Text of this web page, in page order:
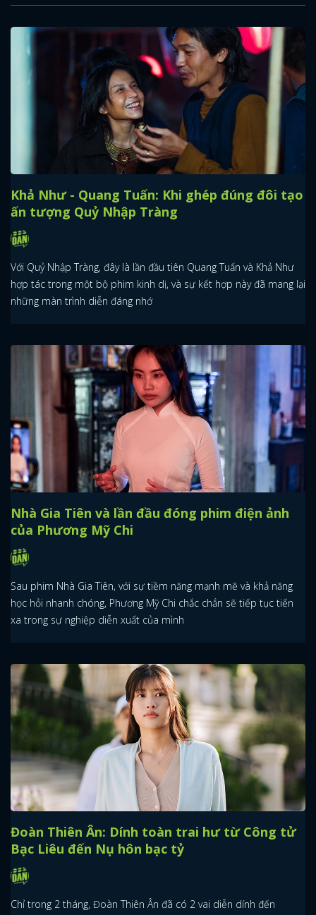
Khả Như - Quang Tuấn: Khi ghép đúng đôi tạo
ấn tượng Quỷ Nhập Tràng
Với Quỷ Nhập Tràng, đây là lần đầu tiên Quang Tuấn và Khả Như
hợp tác trong một bộ phim kinh dị, và sự kết hợp này đã mang lại
những màn trình diễn đáng nhớ
Nhà Gia Tiên và lần đầu đóng phim điện ảnh
của Phương Mỹ Chi
Sau phim Nhà Gia Tiên, với sự tiềm năng mạnh mẽ và khả năng
học hỏi nhanh chóng, Phương Mỹ Chi chắc chắn sẽ tiếp tục tiến
xa trong sự nghiệp diễn xuất của mình
Đoàn Thiên Ân: Dính toàn trai hư từ Công tử
Bạc Liêu đến Nụ hôn bạc tỷ
Chỉ trong 2 tháng, Đoàn Thiên Ân đã có 2 vai diễn dính đến